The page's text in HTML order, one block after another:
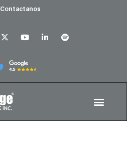
Contactanos